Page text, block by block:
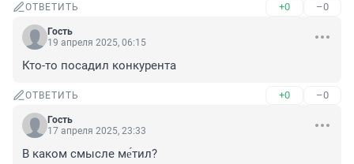
ОТВЕТИТЬ +0 –0
Гость
19 апреля 2025, 06:15
Кто-то посадил конкурента
ОТВЕТИТЬ +0 –0
Гость
17 апреля 2025, 23:33
В каком смысле ме́тил?